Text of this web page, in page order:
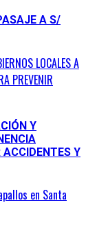
A S/
LOCALES A
PREVENIR
Y
ACCIDENTES Y
en Santa